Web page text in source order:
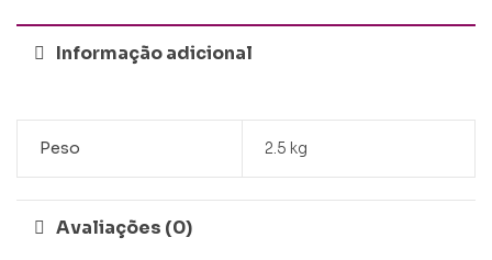
Informação adicional
Peso 2.5 kg
Avaliações (0)